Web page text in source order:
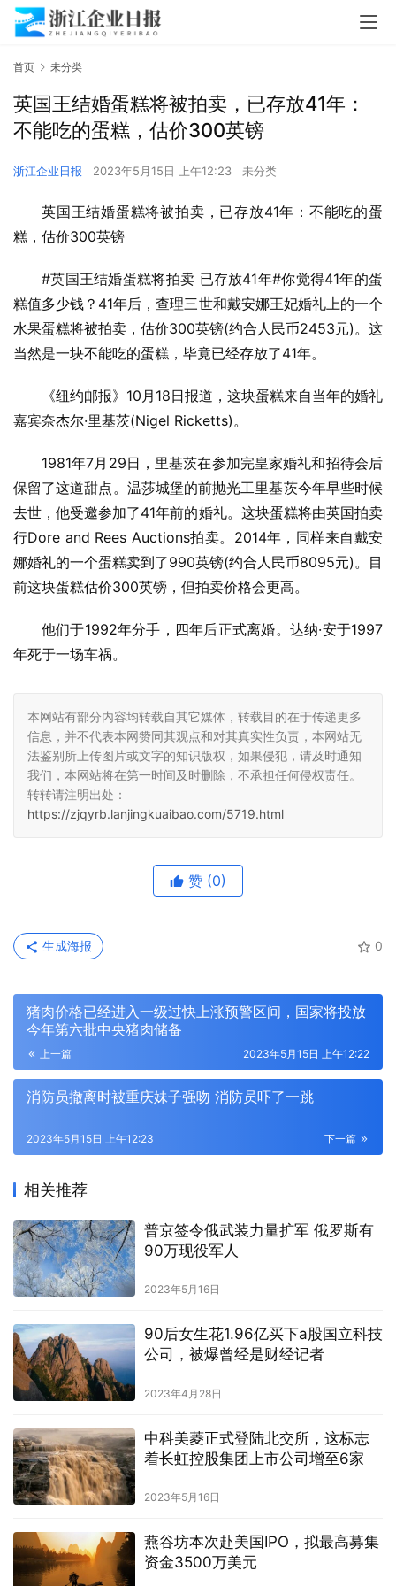
首页 未分类
英国王结婚蛋糕将被拍卖，已存放41年：
不能吃的蛋糕，估价300英镑
浙江企业日报 2023年5月15日 上午12:23 未分类
英国王结婚蛋糕将被拍卖，已存放41年：不能吃的蛋
糕，估价300英镑
#英国王结婚蛋糕将拍卖 已存放41年#你觉得41年的蛋
糕值多少钱？41年后，查理三世和戴安娜王妃婚礼上的一个
水果蛋糕将被拍卖，估价300英镑(约合人民币2453元)。这
当然是一块不能吃的蛋糕，毕竟已经存放了41年。
《纽约邮报》10月18日报道，这块蛋糕来自当年的婚礼
嘉宾奈杰尔·里基茨(Nigel Ricketts)。
1981年7月29日，里基茨在参加完皇家婚礼和招待会后
保留了这道甜点。温莎城堡的前抛光工里基茨今年早些时候
去世，他受邀参加了41年前的婚礼。这块蛋糕将由英国拍卖
行Dore and Rees Auctions拍卖。2014年，同样来自戴安
娜婚礼的一个蛋糕卖到了990英镑(约合人民币8095元)。目
前这块蛋糕估价300英镑，但拍卖价格会更高。
他们于1992年分手，四年后正式离婚。达纳·安于1997
年死于一场车祸。
本网站有部分内容均转载自其它媒体，转载目的在于传递更多
信息，并不代表本网赞同其观点和对其真实性负责，本网站无
法鉴别所上传图片或文字的知识版权，如果侵犯，请及时通知
我们，本网站将在第一时间及时删除，不承担任何侵权责任。
转转请注明出处：
https://zjqyrb.lanjingkuaibao.com/5719.html
赞 (0)
0
生成海报
猪肉价格已经进入一级过快上涨预警区间，国家将投放
今年第六批中央猪肉储备
上一篇 2023年5月15日 上午12:22
消防员撤离时被重庆妹子强吻 消防员吓了一跳
下一篇
2023年5月15日 上午12:23
相关推荐
普京签令俄武装力量扩军 俄罗斯有
90万现役军人
2023年5月16日
90后女生花1.96亿买下a股国立科技
公司，被爆曾经是财经记者
2023年4月28日
中科美菱正式登陆北交所，这标志
着长虹控股集团上市公司增至6家
2023年5月16日
燕谷坊本次赴美国IPO，拟最高募集
资金3500万美元